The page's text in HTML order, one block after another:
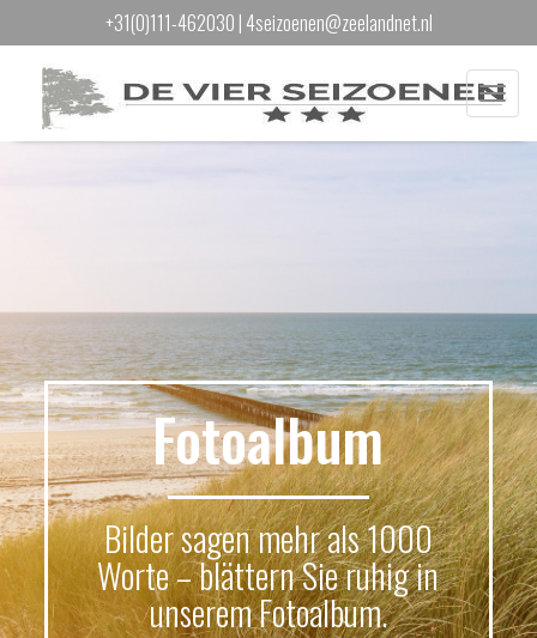
+31(0)111-462030 | 4seizoenen@zeelandnet.nl
Menu
Fotoalbum
Bilder sagen mehr als 1000
Worte – blättern Sie ruhig in
unserem Fotoalbum.